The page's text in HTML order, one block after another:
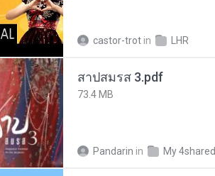
castor-trot in LHR
สาปสมรส 3.pdf
73.4 MB
Pandarin in My 4shared